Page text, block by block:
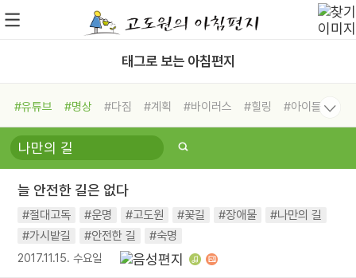
태그로 보는 아침편지
#유튜브 #명상 #다짐 #계획 #바이러스 #힐링
#아이들
#비전캠프
#독서캠프 #삶
#희망
#나눔 #친구 #링컨학교
#독서
#건강 #면역력
늘 안전한 길은 없다
#절대고독 #운명 #고도원 #꽃길 #장애물
#나만의 길
#가시밭길
#안전한 길 #숙명
2017.11.15. 수요일